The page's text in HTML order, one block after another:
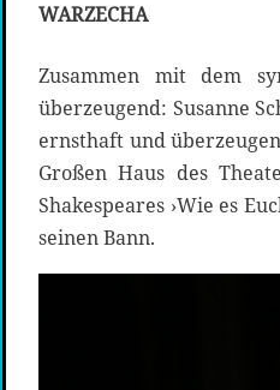
WARZECHA
Zusammen mit dem
überzeugend: Susanne
ernsthaft und
Großen Haus des
Shakespeares ›Wie es
seinen Bann.